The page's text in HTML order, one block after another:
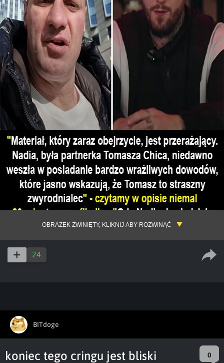
OBRAZEK ZWINIĘTY, KLIKNIJ ABY ROZWINĄĆ
24
BITdoge
koniec tego cringu jest bliski 0